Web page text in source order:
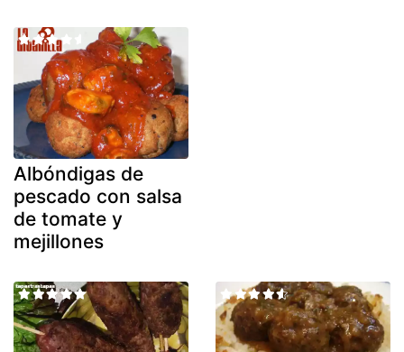
Albóndigas de
pescado con salsa
de tomate y
mejillones